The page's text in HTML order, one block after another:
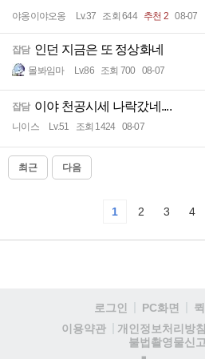
야옹이야오옹 Lv.37 조회 644 추천 2 08-07
잡담 인던 지금은 또 정상화네
몰봐임마 Lv.86 조회 700 08-07
잡담 이야 천공시세 나락갔네....
니이스 Lv.51 조회 1424 08-07
최근 다음
1 2 3 4
로그인 PC화면
이용약관
개인정보처리방침
불법촬영물신